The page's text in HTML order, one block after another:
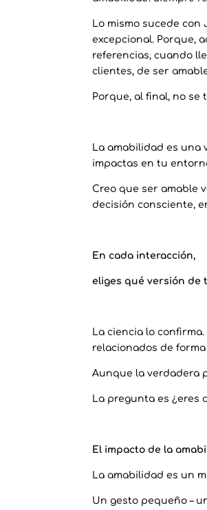
Lo mismo sucede
excepcional. Porque,
referencias, cuando
clientes, de ser
Porque, al final, no se
La amabilidad es una
impactas en tu
Creo que ser amable
decisión consciente,
En cada interacción,
eliges qué versión de
La ciencia lo
relacionados de
Aunque la verdadera
La pregunta es ¿eres
El impacto de la
La amabilidad es un
Un gesto pequeño –